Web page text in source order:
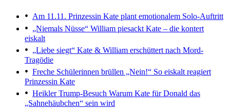
Am 11.11. Prinzessin Kate plant emotionalem Solo-Auftritt
„Niemals Nüsse“ William piesackt Kate – die kontert
eiskalt
„Liebe siegt“ Kate & William erschüttert nach Mord-
Tragödie
Freche Schülerinnen brüllen „Nein!“ So eiskalt reagiert
Prinzessin Kate
Heikler Trump-Besuch Warum Kate für Donald das
„Sahnehäubchen“ sein wird